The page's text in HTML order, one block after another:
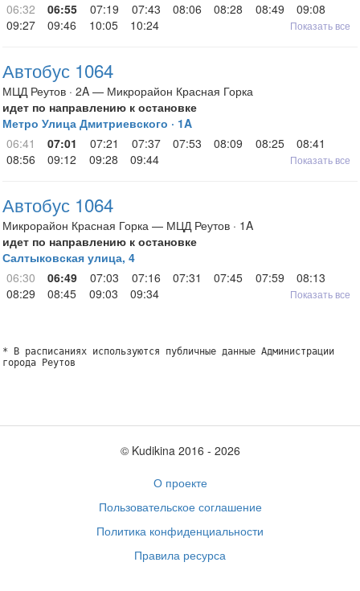
06:32
06:55 07:19 07:43 08:06 08:28 08:49
09:08
09:27
09:46 10:05 10:24 Показать все
Автобус 1064
МЦД Реутов · 2A — Микрорайон Красная Горка
идет по направлению к остановке
Метро Улица Дмитриевского · 1A
06:41
07:01 07:21 07:37 07:53 08:09 08:25
08:41
08:56
09:12 09:28 09:44 Показать все
Автобус 1064
Микрорайон Красная Горка — МЦД Реутов · 1A
идет по направлению к остановке
Салтыковская улица, 4
06:30
06:49 07:03 07:16 07:31 07:45 07:59
08:13
08:29
08:45 09:03 09:34 Показать все
* В расписаниях используются публичные данные Администрации
города Реутов
© Kudikina 2016 ‐ 2026
О проекте
Пользовательское соглашение
Политика конфиденциальности
Правила ресурса